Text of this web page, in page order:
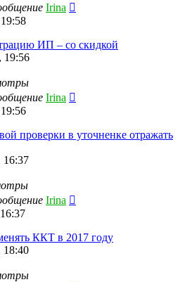
Irina
ИП – со скидкой
19:56
Irina
проверки в уточненке отражать
16:37
Irina
ККТ в 2017 году
18:40